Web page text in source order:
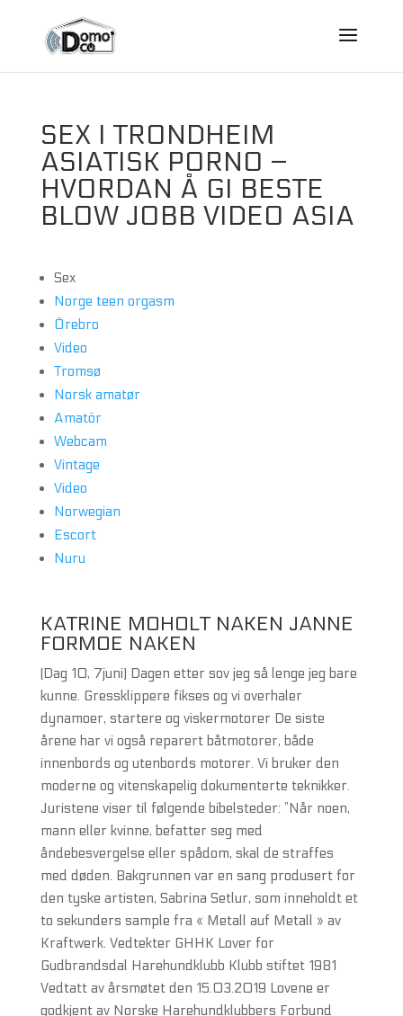
SEX I TRONDHEIM
ASIATISK PORNO –
HVORDAN Å GI BESTE
BLOW JOBB VIDEO ASIA
Sex
Norge teen orgasm
Örebro
Video
Tromsø
Norsk amatør
Amatör
Webcam
Vintage
Video
Norwegian
Escort
Nuru
KATRINE MOHOLT NAKEN JANNE
FORMOE NAKEN
(Dag 10, 7juni) Dagen etter sov jeg så lenge jeg bare
kunne. Gressklippere fikses og vi overhaler
dynamoer, startere og viskermotorer De siste
årene har vi også reparert båtmotorer, både
innenbords og utenbords motorer. Vi bruker den
moderne og vitenskapelig dokumenterte teknikker.
Juristene viser til følgende bibelsteder: ”Når noen,
mann eller kvinne, befatter seg med
åndebesvergelse eller spådom, skal de straffes
med døden. Bakgrunnen var en sang produsert for
den tyske artisten, Sabrina Setlur, som inneholdt et
to sekunders sample fra « Metall auf Metall » av
Kraftwerk. Vedtekter GHHK Lover for
Gudbrandsdal Harehundklubb Klubb stiftet 1981
Vedtatt av årsmøtet den 15.03.2019 Lovene er
godkjent av Norske Harehundklubbers Forbund